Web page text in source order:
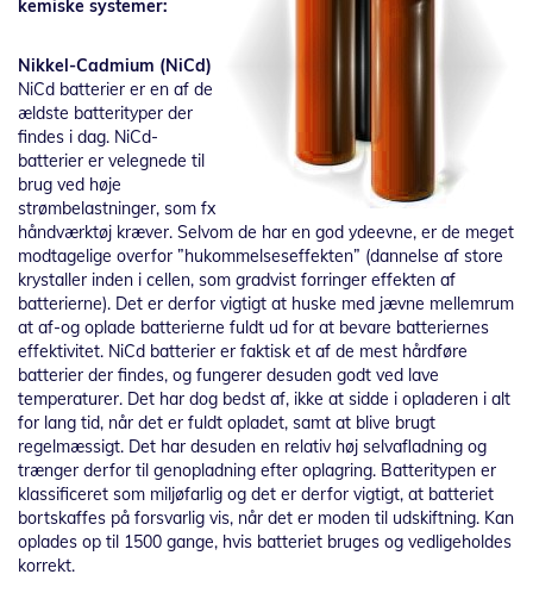
kemiske systemer:
Nikkel-Cadmium (NiCd)
NiCd batterier er en af de
ældste batterityper der
findes i dag. NiCd-
batterier er velegnede til
brug ved høje
strømbelastninger, som fx
håndværktøj kræver. Selvom de har en god ydeevne, er de meget
modtagelige overfor ”hukommelseseffekten” (dannelse af store
krystaller inden i cellen, som gradvist forringer effekten af
batterierne). Det er derfor vigtigt at huske med jævne mellemrum
at af-og oplade batterierne fuldt ud for at bevare batteriernes
effektivitet. NiCd batterier er faktisk et af de mest hårdføre
batterier der findes, og fungerer desuden godt ved lave
temperaturer. Det har dog bedst af, ikke at sidde i opladeren i alt
for lang tid, når det er fuldt opladet, samt at blive brugt
regelmæssigt. Det har desuden en relativ høj selvafladning og
trænger derfor til genopladning efter oplagring. Batteritypen er
klassificeret som miljøfarlig og det er derfor vigtigt, at batteriet
bortskaffes på forsvarlig vis, når det er moden til udskiftning. Kan
oplades op til 1500 gange, hvis batteriet bruges og vedligeholdes
korrekt.